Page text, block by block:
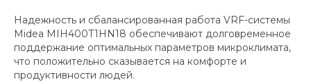
Надежность и сбалансированная работа VRF-системы
Midea MIH400T1HN18 обеспечивают долговременное
поддержание оптимальных параметров микроклимата,
что положительно сказывается на комфорте и
продуктивности людей.